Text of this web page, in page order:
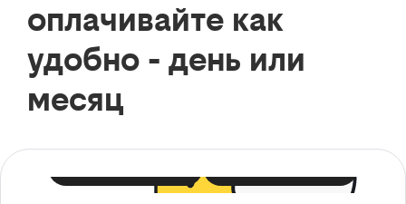
оплачивайте как
удобно - день или
месяц